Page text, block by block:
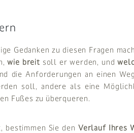
Gedanken zu diesen Fragen
wie breit soll er werden, und
die Anforderungen an einen
soll, andere als eine
Fußes zu überqueren.
bestimmen Sie den Verlauf Ihres